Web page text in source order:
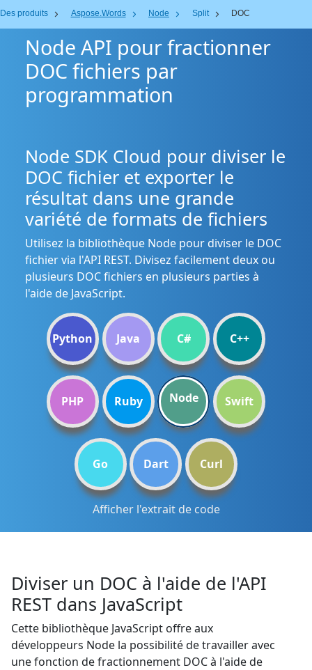
Des produits Aspose.Words Node Split DOC
Node API pour fractionner
DOC fichiers par
programmation
Node SDK Cloud pour diviser le
DOC fichier et exporter le
résultat dans une grande
variété de formats de fichiers
Utilisez la bibliothèque Node pour diviser le DOC
fichier via l'API REST. Divisez facilement deux ou
plusieurs DOC fichiers en plusieurs parties à
l'aide de JavaScript.
Python Java C# C++
PHP Ruby Node Swift
Go Dart Curl
Afficher l'extrait de code
Diviser un DOC à l'aide de l'API
REST dans JavaScript
Cette bibliothèque JavaScript offre aux
développeurs Node la possibilité de travailler avec
une fonction de fractionnement DOC à l'aide de